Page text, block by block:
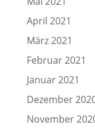
April 2021
März 2021
Februar 2021
Januar 2021
Dezember
November